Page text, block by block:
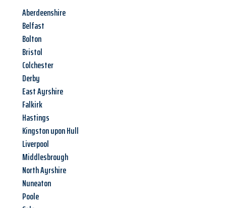
Aberdeenshire
Belfast
Bolton
Bristol
Colchester
Derby
East Ayrshire
Falkirk
Hastings
Kingston upon Hull
Liverpool
Middlesbrough
North Ayrshire
Nuneaton
Poole